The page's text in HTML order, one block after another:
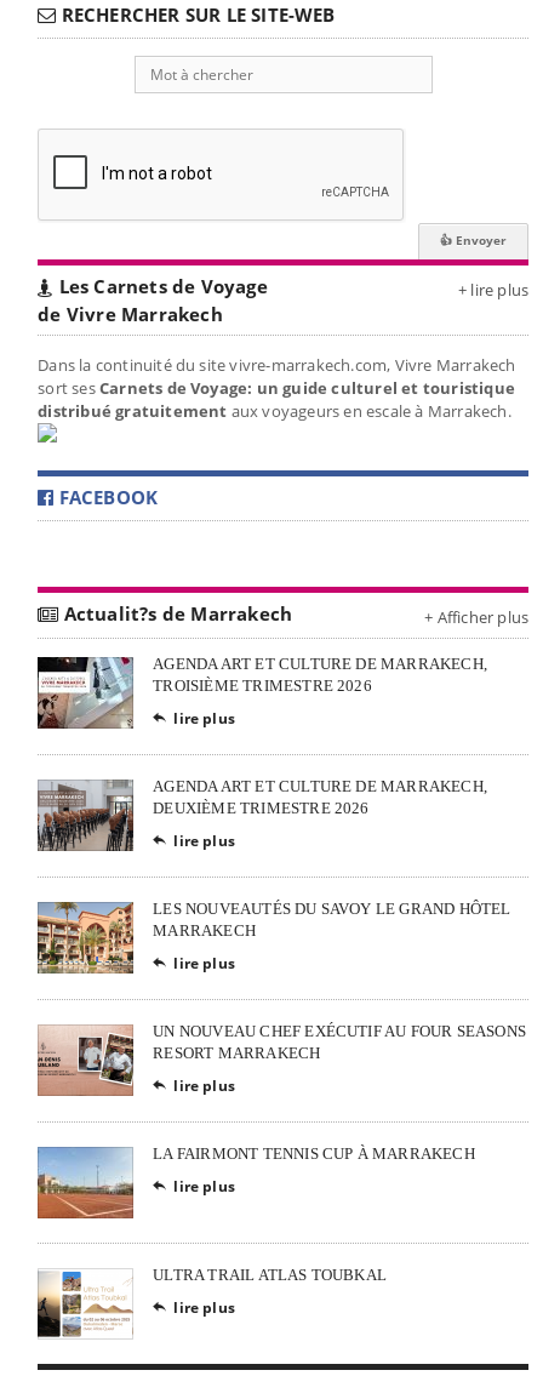
RECHERCHER SUR LE SITE-WEB
Les Carnets de Voyage
de Vivre Marrakech
+ lire plus
Dans la continuité du site vivre-marrakech.com, Vivre Marrakech
sort sesCarnets de Voyage: un guide culturel et touristique
distribué gratuitement aux voyageurs en escale à Marrakech.
FACEBOOK
Actualit?s de Marrakech + Afficher plus
AGENDA ART ET CULTURE DE MARRAKECH,
TROISIÈME TRIMESTRE 2026
 lire plus
AGENDA ART ET CULTURE DE MARRAKECH,
DEUXIÈME TRIMESTRE 2026
 lire plus
LES NOUVEAUTÉS DU SAVOY LE GRAND HÔTEL
MARRAKECH
 lire plus
UN NOUVEAU CHEF EXÉCUTIF AU FOUR SEASONS
RESORT MARRAKECH
 lire plus
LA FAIRMONT TENNIS CUP À MARRAKECH
 lire plus
ULTRA TRAIL ATLAS TOUBKAL
 lire plus